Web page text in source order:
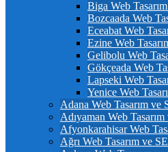
Biga Web
Bozcaada Web
Eceabat Web
Ezine Web
Gelibolu Web
Gökçeada Web
Lapseki Web
Yenice Web
Adana Web Tasarım ve
Adıyaman Web Tasarım
Afyonkarahisar Web
Ağrı Web Tasarım ve